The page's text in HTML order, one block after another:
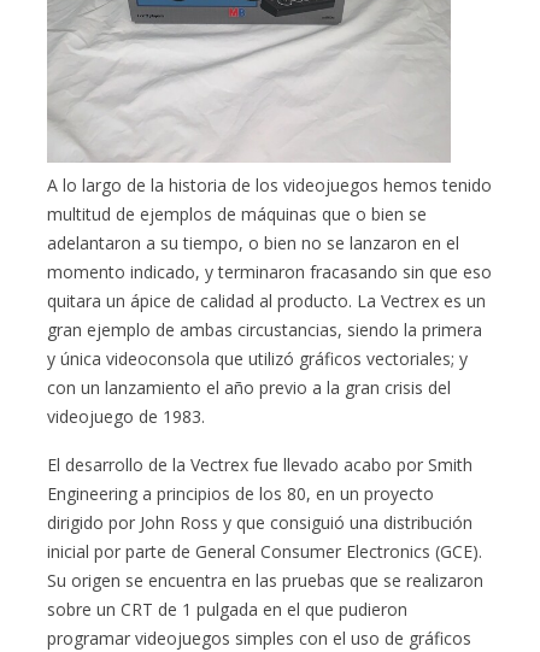
A lo largo de la historia de los videojuegos hemos tenido
multitud de ejemplos de máquinas que o bien se
adelantaron a su tiempo, o bien no se lanzaron en el
momento indicado, y terminaron fracasando sin que eso
quitara un ápice de calidad al producto. La Vectrex es un
gran ejemplo de ambas circustancias, siendo la primera
y única videoconsola que utilizó gráficos vectoriales; y
con un lanzamiento el año previo a la gran crisis del
videojuego de 1983.
El desarrollo de la Vectrex fue llevado acabo por Smith
Engineering a principios de los 80, en un proyecto
dirigido por John Ross y que consiguió una distribución
inicial por parte de General Consumer Electronics (GCE).
Su origen se encuentra en las pruebas que se realizaron
sobre un CRT de 1 pulgada en el que pudieron
programar videojuegos simples con el uso de gráficos